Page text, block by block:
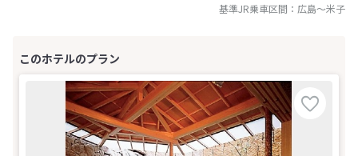
基準JR乗車区間： 広島～米子